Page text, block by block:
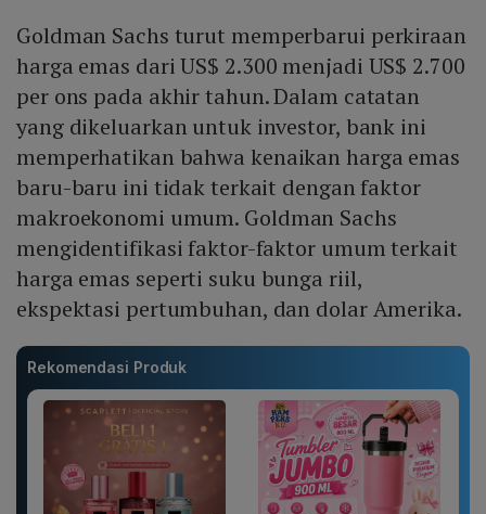
Goldman Sachs turut memperbarui perkiraan
harga emas dari US$ 2.300 menjadi US$ 2.700
per ons pada akhir tahun. Dalam catatan
yang dikeluarkan untuk investor, bank ini
memperhatikan bahwa kenaikan harga emas
baru-baru ini tidak terkait dengan faktor
makroekonomi umum. Goldman Sachs
mengidentifikasi faktor-faktor umum terkait
harga emas seperti suku bunga riil,
ekspektasi pertumbuhan, dan dolar Amerika.
Rekomendasi Produk